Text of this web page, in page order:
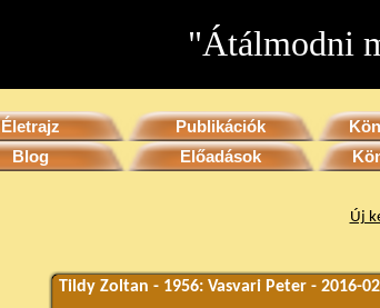
"Átálmodni
Életrajz Publikációk
Blog Előadások
Új
Tildy Zoltan - 1956: Vasvari Peter - 2016-